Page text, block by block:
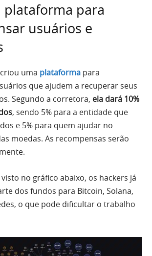
plataforma para
usuários e
criou uma plataforma para
que ajudem a recuperar seus
Segundo a corretora, ela dará 10%
, sendo 5% para a entidade que
e 5% para quem ajudar no
moedas. As recompensas serão
no gráfico abaixo, os hackers já
dos fundos para Bitcoin, Solana,
o que pode dificultar o trabalho